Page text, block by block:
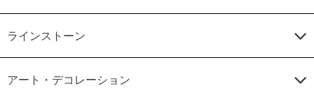
ラインストーン
アート・デコレーション